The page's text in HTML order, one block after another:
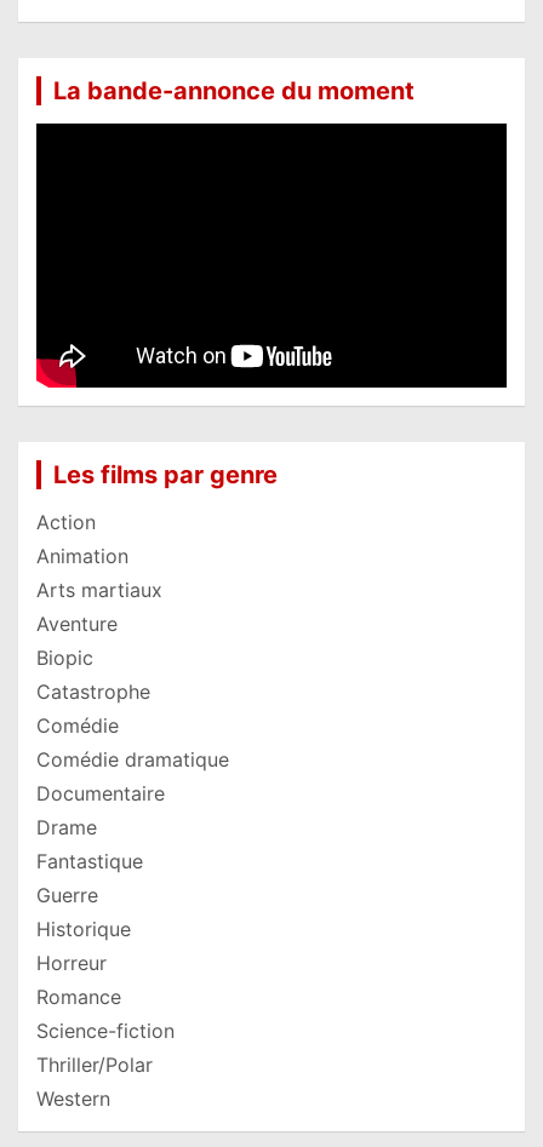
La bande-annonce du moment
Les films par genre
Action
Animation
Arts martiaux
Aventure
Biopic
Catastrophe
Comédie
Comédie dramatique
Documentaire
Drame
Fantastique
Guerre
Historique
Horreur
Romance
Science-fiction
Thriller/Polar
Western